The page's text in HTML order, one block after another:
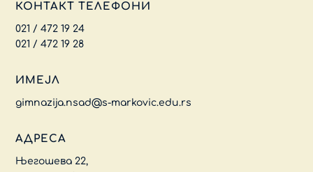
КОНТАКТ ТЕЛЕФОНИ
021 / 472 19 24
021 / 472 19 28
ИМЕЈЛ
gimnazija.nsad@s-markovic.edu.rs
АДРЕСА
Његошева 22,